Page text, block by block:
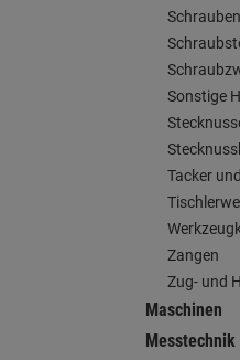
Sonstige
Tacker
Zangen
Zug- und
Maschinen
Messtechnik